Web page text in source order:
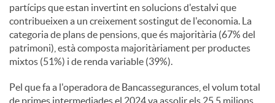
partícips que estan invertint en solucions d'estalvi que
contribueixen a un creixement sostingut de l'economia. La
categoria de plans de pensions, que és majoritària (67% del
patrimoni), està composta majoritàriament per productes
mixtos (51%) i de renda variable (39%).
Pel que fa a l'operadora de Bancassegurances, el volum total
de primes intermediades el 2024 va assolir els 25,5 milions